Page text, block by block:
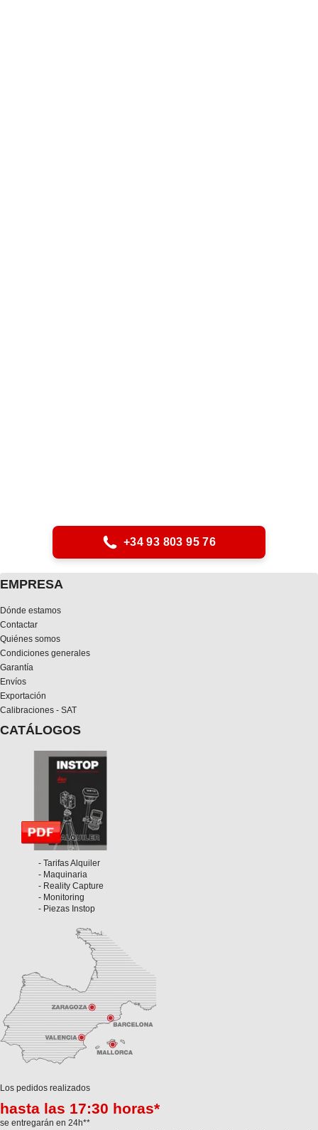
+34 93 803 95 76
EMPRESA
Dónde estamos
Contactar
Quiénes somos
Condiciones generales
Garantía
Envíos
Exportación
Calibraciones - SAT
CATÁLOGOS
- Tarifas Alquiler
- Maquinaria
- Reality Capture
- Monitoring
- Piezas Instop
Los pedidos realizados
hasta las 17:30 horas*
se entregarán en 24h**